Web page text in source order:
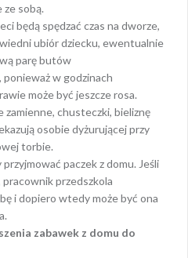
ze sobą.
będą spędzać czas na dworze,
ubiór dziecku, ewentualnie
parę butów
w godzinach
może być jeszcze rosa.
zamienne, chusteczki, bieliznę
osobie dyżurującej przy
torbie.
paczek z domu. Jeśli
przedszkola
i dopiero wtedy może być ona
zabawek z domu do